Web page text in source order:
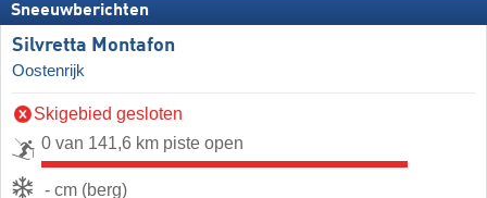
Sneeuwberichten
Silvretta Montafon
Oostenrijk
Skigebied gesloten
0 van 141,6 km piste open
- cm (berg)